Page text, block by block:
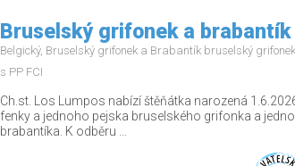
Bruselský grifonek a brabantík
Belgický, Bruselský grifonek a Brabantík bruselský grifonek
s PP FCI
Ch.st. Los Lumpos nabízí štěňátka narozená
fenky a jednoho pejska bruselského grifonka a
brabantíka. K odběru ...